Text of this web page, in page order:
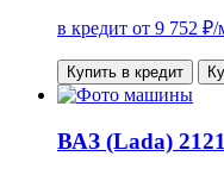
в кредит от 9 752 ₽/
Купить в кредит
ВАЗ (Lada)